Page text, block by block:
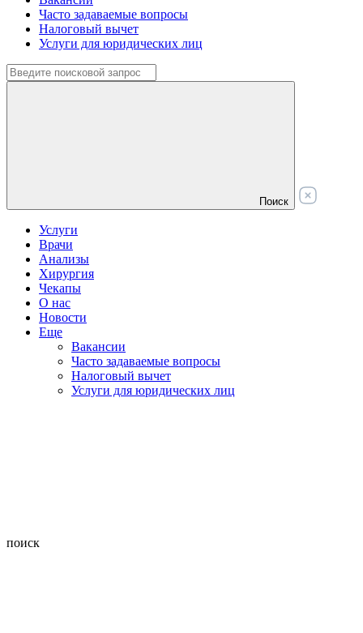
Часто задаваемые вопросы
Налоговый вычет
Услуги для юридических лиц
Поиск
Услуги
Врачи
Анализы
Хирургия
Чекапы
О нас
Новости
Еще
Вакансии
Часто задаваемые вопросы
Налоговый вычет
Услуги для юридических лиц
поиск